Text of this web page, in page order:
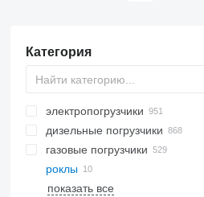
Категория
электропогрузчики
дизельные погрузчики
газовые погрузчики
роклы
показать все